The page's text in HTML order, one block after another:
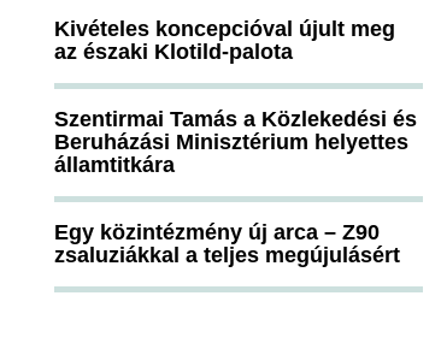
Kivételes koncepcióval újult meg
az északi Klotild-palota
Szentirmai Tamás a Közlekedési és
Beruházási Minisztérium helyettes
államtitkára
Egy közintézmény új arca – Z90
zsaluziákkal a teljes megújulásért